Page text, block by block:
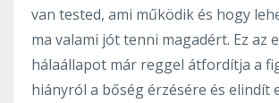
van tested, ami működik és hogy
ma valami jót tenni magadért. Ez az
hálaállapot már reggel átfordítja a
hiányról a bőség érzésére és elindít